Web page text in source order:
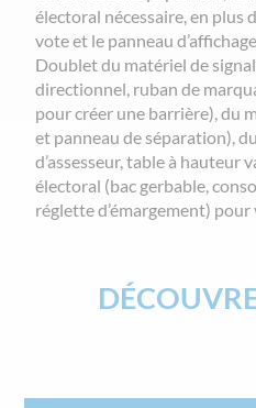
électoral nécessaire, en plus
vote et le panneau
Doublet du matériel de
directionnel, ruban de
pour créer une barrière), du
et panneau de séparation),
d’assesseur, table à hauteur
électoral (bac gerbable,
réglette d’émargement)
SALON DES MAIRES